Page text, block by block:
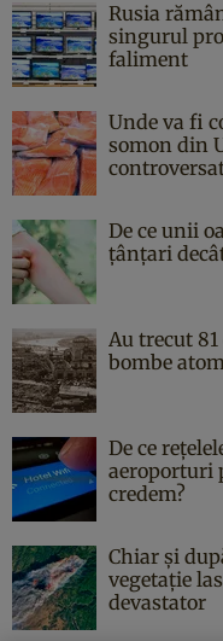
Rusia
singurul
faliment
Unde va fi
somon din
De ce unii
țânțari
Au trecut
bombe
De ce
aeroporturi
credem?
Chiar și
vegetație
devastator